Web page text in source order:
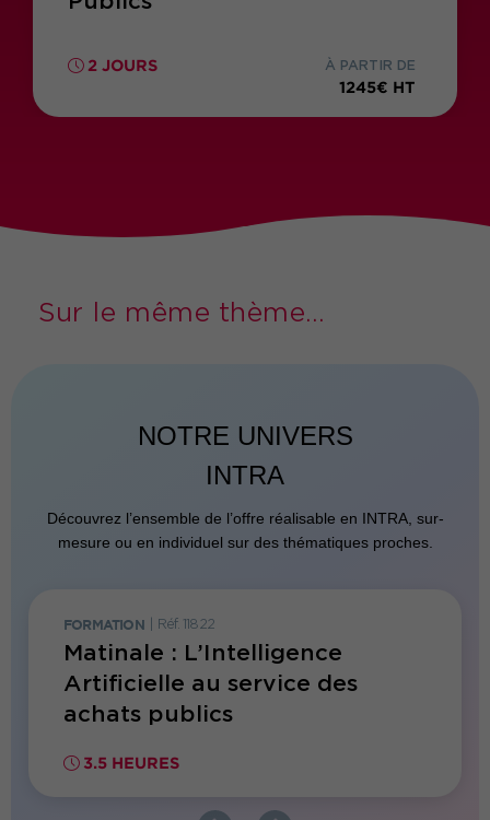
2 JOURS À PARTIR DE
1245€ HT
Sur le même thème...
NOTRE UNIVERS
INTRA
Découvrez l’ensemble de l’offre réalisable en INTRA, sur-
mesure ou en individuel sur des thématiques proches.
FORMATION Réf. 11822
Matinale : L’Intelligence
Artificielle au service des
achats publics
3.5 HEURES